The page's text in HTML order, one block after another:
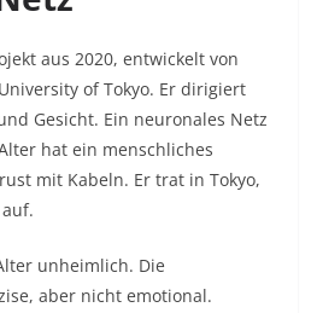
aus 2020, entwickelt von
of Tokyo. Er dirigiert
Gesicht. Ein neuronales Netz
hat ein menschliches
mit Kabeln. Er trat in Tokyo,
unheimlich. Die
aber nicht emotional.